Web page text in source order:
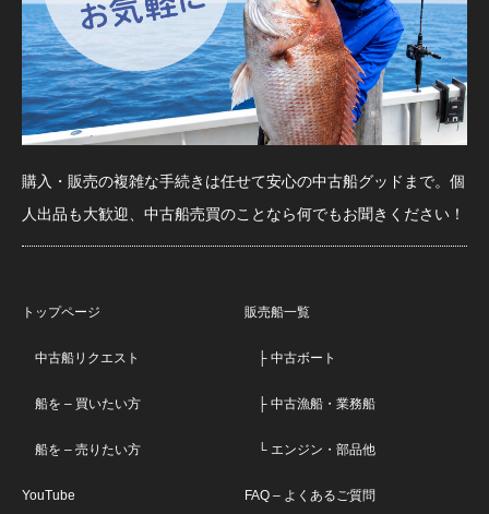
購入・販売の複雑な手続きは任せて安心の中古船グッドまで。個
人出品も大歓迎、中古船売買のことなら何でもお聞きください！
トップページ
中古船リクエスト
船を – 買いたい方
船を – 売りたい方
YouTube
販売船一覧
├ 中古ボート
├ 中古漁船・業務船
└ エンジン・部品他
FAQ – よくあるご質問